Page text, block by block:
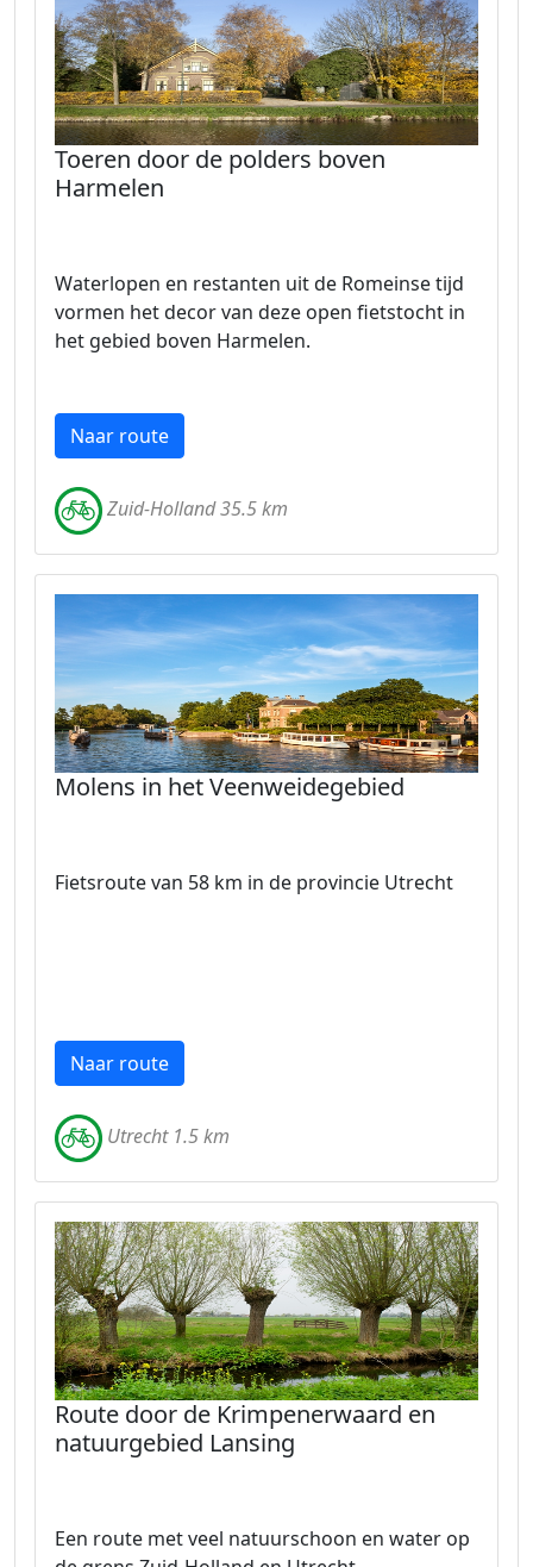
Toeren door de polders boven
Harmelen
Waterlopen en restanten uit de Romeinse tijd
vormen het decor van deze open fietstocht in
het gebied boven Harmelen.
Naar route
Zuid-Holland 35.5 km
Molens in het Veenweidegebied
Fietsroute van 58 km in de provincie Utrecht
Naar route
Utrecht 1.5 km
Route door de Krimpenerwaard en
natuurgebied Lansing
Een route met veel natuurschoon en water op